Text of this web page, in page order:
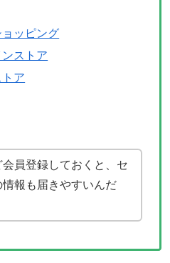
ッピング
ストア
ア
会員登録しておくと、セ
報も届きやすいんだ